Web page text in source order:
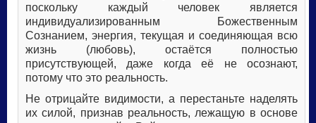
поскольку каждый человек является
индивидуализированным Божественным
Сознанием, энергия, текущая и соединяющая всю
жизнь (любовь), остаётся полностью
присутствующей, даже когда её не осознают,
потому что это реальность.
Не отрицайте видимости, а перестаньте наделять
их силой, признав реальность, лежащую в основе